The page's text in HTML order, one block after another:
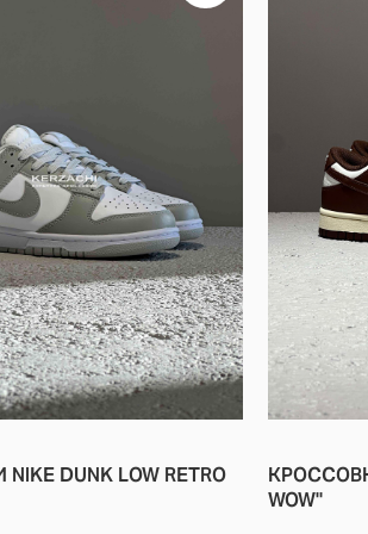
DUNK LOW RETRO
BONE"
МОДЕЛИ
ДЕБЮТИРОВАЛИ В 1985 ГОДУ КАК
WOW"